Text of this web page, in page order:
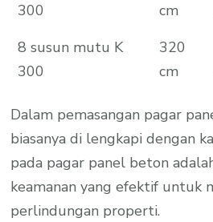
300
cm
8 susun mutu K
300
320
cm
Dalam pemasangan pagar
biasanya di lengkapi dengan
pada pagar panel beton
keamanan yang efektif untuk
perlindungan properti.